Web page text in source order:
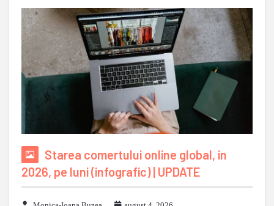
Starea comertului online global, in
2026, pe luni (infografic) | UPDATE